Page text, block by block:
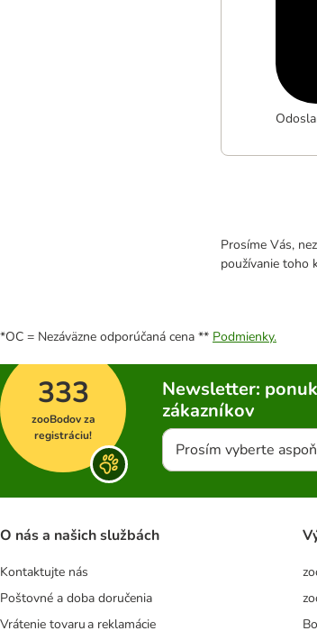
Prosíme Vás,
používanie toho
*OC = Nezáväzne odporúčaná cena ** Podmienky.
333
zooBodov za
registráciu!
Newsletter:
zákazníkov
Prosím vyberte
O nás a našich službách
Kontaktujte nás
Poštovné a doba doručenia
Vrátenie tovaru a reklamácie